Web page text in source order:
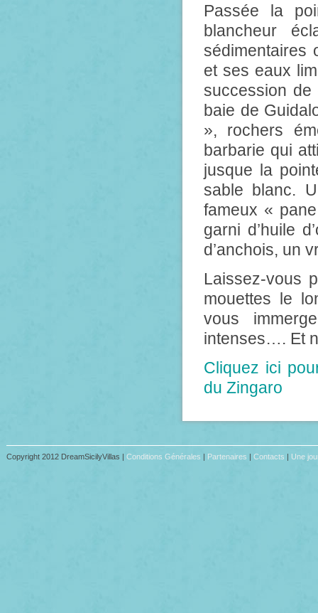
Passée la
blancheur
sédimentaires
et ses eaux
succession de
baie de
», rochers
barbarie qui
jusque la
sable blanc.
fameux «
garni d’huile
d’anchois, un
Laissez-vous
mouettes le
vous
intenses…. Et
Cliquez ici
du Zingaro
Copyright 2012 DreamSicilyVillas | Conditions Générales | Partenaires | Contacts | Une